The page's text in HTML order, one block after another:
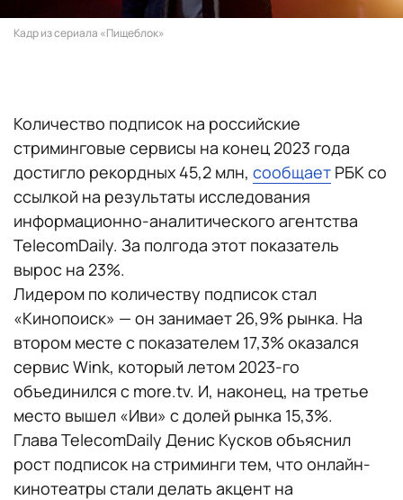
Кадр из сериала «Пищеблок»
Количество подписок на российские
стриминговые сервисы на конец 2023 года
достигло рекордных 45,2 млн, сообщает РБК со
ссылкой на результаты исследования
информационно-аналитического агентства
TelecomDaily. За полгода этот показатель
вырос на 23%.
Лидером по количеству подписок стал
«Кинопоиск» — он занимает 26,9% рынка. На
втором месте с показателем 17,3% оказался
сервис Wink, который летом 2023-го
объединился с more.tv. И, наконец, на третье
место вышел «Иви» с долей рынка 15,3%.
Глава TelecomDaily Денис Кусков объяснил
рост подписок на стриминги тем, что онлайн-
кинотеатры стали делать акцент на